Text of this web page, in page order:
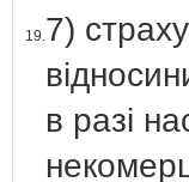
19.7)
в разі